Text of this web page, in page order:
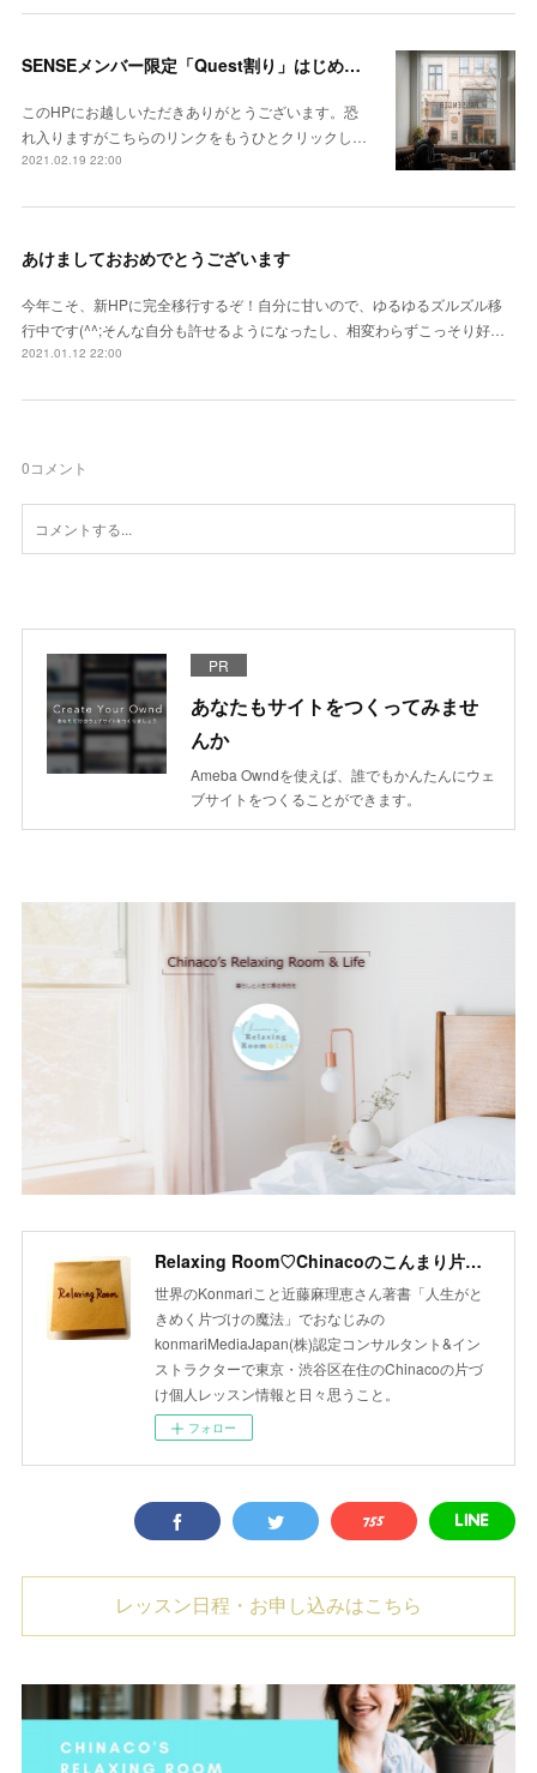
SENSEメンバー限定「Quest割り」はじめました
このHPにお越しいただきありがとうございます。恐
れ入りますがこちらのリンクをもうひとクリックし…
2021.02.19 22:00
あけましておおめでとうございます
今年こそ、新HPに完全移行するぞ！自分に甘いので、ゆるゆるズルズル移
行中です(^^;そんな自分も許せるようになったし、相変わらずこっそり好…
2021.01.12 22:00
0コメント
PR
あなたもサイトをつくってみませ
んか
Ameba Owndを使えば、誰でもかんたんにウェ
ブサイトをつくることができます。
Relaxing Room♡Chinacoのこんまり片づけLesson
世界のKonmariこと近藤麻理恵さん著書「人生がと
きめく片づけの魔法」でおなじみの
konmariMediaJapan(株)認定コンサルタント&イン
ストラクターで東京・渋谷区在住のChinacoの片づ
け個人レッスン情報と日々思うこと。
フォロー
レッスン日程・お申し込みはこちら